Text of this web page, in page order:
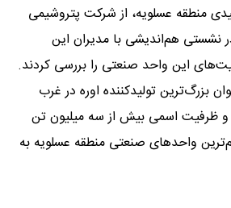
منطقه عسلویه، از شرکت پتروشیمی
نشستی هم‌اندیشی با مدیران این
این واحد صنعتی را بررسی کردند.
بزرگ‌ترین تولیدکننده اوره در غرب
و ظرفیت اسمی بیش از سه میلیون تن
واحدهای صنعتی منطقه عسلویه به